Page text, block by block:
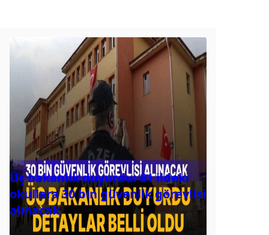
Üç bakanlık duyurdu: 81 ildeki
okullara 30 bin güvenlik görevlisi
alınacak